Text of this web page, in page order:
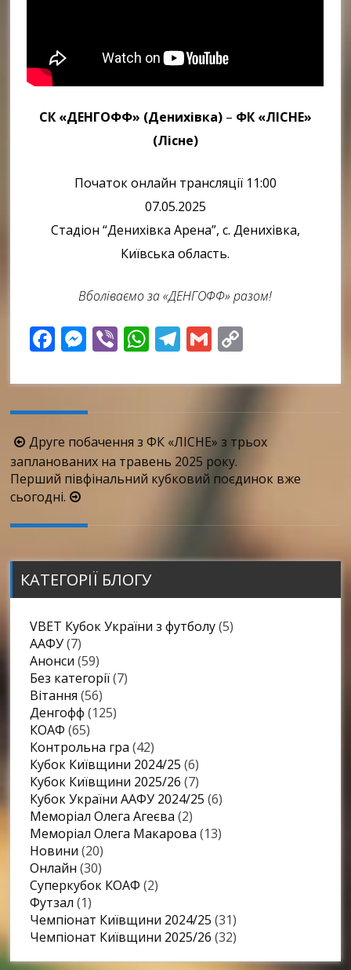
СК «ДЕНГОФФ» (Денихівка)– ФК «ЛІСНЕ»
(Лісне)
Початок онлайн трансляції 11:00
07.05.2025
Стадіон “Денихівка Арена”, с. Денихівка,
Київська область.
Вболіваємо за «ДЕНГОФФ» разом!
Facebook
Messenger
ViberWhatsApp
Telegram
Gmail
Навігація
по
запису
Друге побачення з ФК «ЛІСНЕ» з трьох
запланованих на травень 2025 року.
Перший півфінальний кубковий поєдинок вже
сьогодні.
КАТЕГОРІЇ БЛОГУ
VBET Кубок України з футболу(5)
ААФУ(7)
Анонси (59)
Без категорії(7)
Вітання (56)
Денгофф (125)
КОАФ (65)
Контрольна гра (42)
Кубок Київщини 2024/25 (6)
Кубок Київщини 2025/26 (7)
Кубок України ААФУ 2024/25 (6)
Меморіал Олега Агеєва (2)
Меморіал Олега Макарова (13)
Новини (20)
Онлайн (30)
Суперкубок КОАФ (2)
Футзал (1)
Чемпіонат Київщини 2024/25 (31)
Чемпіонат Київщини 2025/26 (32)